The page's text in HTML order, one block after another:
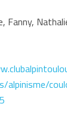
Fanny,
alpinisme/